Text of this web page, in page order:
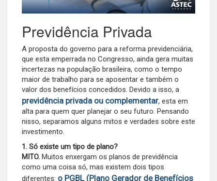
Previdência Privada
A proposta do governo para a reforma previdenciária,
que esta emperrada no Congresso, ainda gera muitas
incertezas na população brasileira, como o tempo
maior de trabalho para se aposentar e também o
valor dos benefícios concedidos. Devido a isso, a
previdência privada ou complementar, esta em
alta para quem quer planejar o seu futuro. Pensando
nisso, separamos alguns mitos e verdades sobre este
investimento.
1. Só existe um tipo de plano?
MITO. Muitos enxergam os planos de previdência
como uma coisa só, mas existem dois tipos
diferentes: o PGBL (Plano Gerador de Benefícios